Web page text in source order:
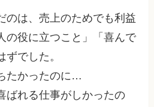
のは、売上のためでも利益
の役に立つこと」「喜んで
ずでした。
たかったのに…
ばれる仕事がしかったの